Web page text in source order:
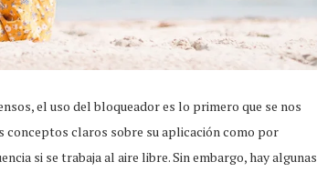
el uso del bloqueador es lo primero que se nos
conceptos claros sobre su aplicación como por
si se trabaja al aire libre. Sin embargo, hay algunas